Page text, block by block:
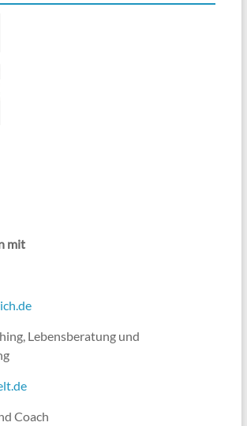
mit
Lebensberatung und
Coach